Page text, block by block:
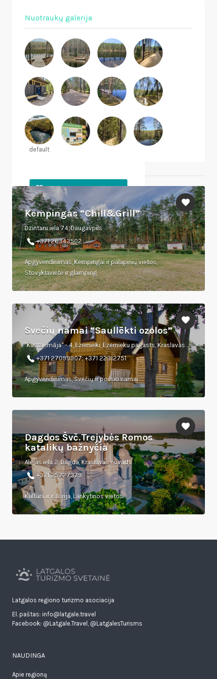
Nuotraukų galerija
default
Kempingas “Chill&Grill”
Dzintaru iela 74, Daugavpils
+371 26343502
Apgyvendinimas, Kempingai ir palapinių vietos,
Stovyklavietė ir glamping
Svečių namai “Saullēkti ozolos”
"Kastaņmāja" - 4, Ezernieki, Ezernieku pagasts, Kraslavas novads, LV-5692
+371 27099907; +371 22312751
Apgyvendinimas, Svečių ir poilsio namai
Dagdos Švč.Trejybės Romos
katalikų bažnyčia
Alejas iela 2, Dagda, Kraslavas novads
+371 25727379
Kultūra ir istorija, Lankytinos vietos
Latgalos regiono turizmo asociacija
El. paštas: info@latgale.travel
Facebook: @Latgale.Travel , @LatgalesTurisms
NAUDINGA
Apie regioną